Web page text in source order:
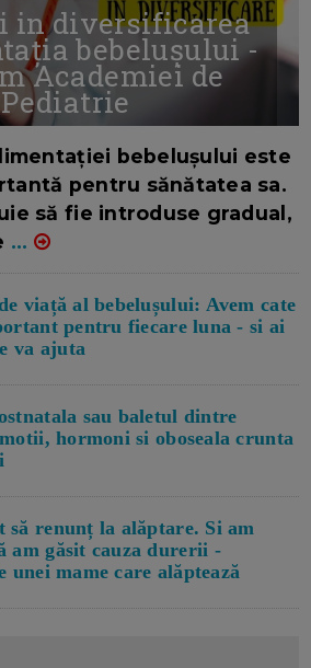
in diversificarea
bebelușului -
Academiei de
Pediatrie
bebelușului este
pentru sănătatea sa.
să fie introduse gradual,
...
viață al bebelușului: Avem cate
pentru fiecare luna - si ai
va ajuta
sau baletul dintre
hormoni si oboseala crunta
să renunț la alăptare. Si am
am găsit cauza durerii -
unei mame care alăptează